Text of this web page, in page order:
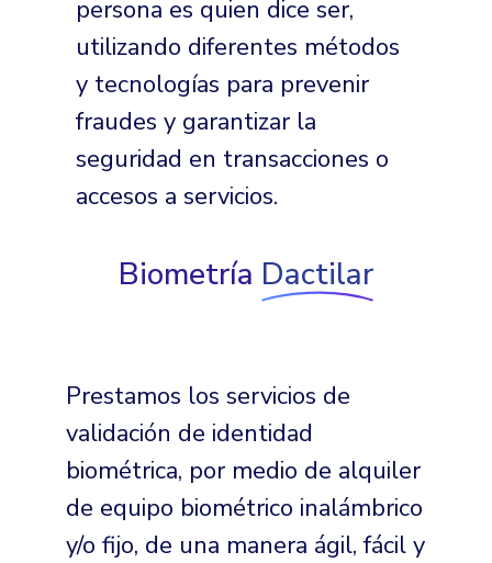
persona es quien dice ser,
utilizando diferentes métodos
y tecnologías para prevenir
fraudes y garantizar la
seguridad en transacciones o
accesos a servicios.
Biometría Dactilar
Prestamos los servicios de
validación de identidad
biométrica, por medio de alquiler
de equipo biométrico inalámbrico
y/o fijo, de una manera ágil, fácil y